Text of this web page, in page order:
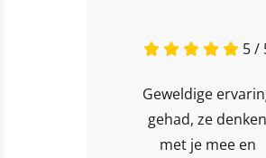
5 /
Geweldige
gehad, ze denken
met je mee en